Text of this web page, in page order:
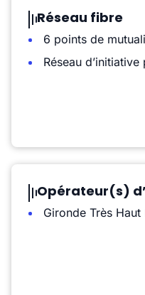
Réseau fibre
6 points de
Réseau
Opérateur(s)
Gironde Très Haut